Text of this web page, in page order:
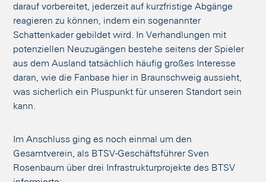
darauf vorbereitet, jederzeit auf kurzfristige Abgänge
reagieren zu können, indem ein sogenannter
Schattenkader gebildet wird. In Verhandlungen mit
potenziellen Neuzugängen bestehe seitens der Spieler
aus dem Ausland tatsächlich häufig großes Interesse
daran, wie die Fanbase hier in Braunschweig aussieht,
was sicherlich ein Pluspunkt für unseren Standort sein
kann.
Im Anschluss ging es noch einmal um den
Gesamtverein, als BTSV-Geschäftsführer Sven
Rosenbaum über drei Infrastrukturprojekte des BTSV